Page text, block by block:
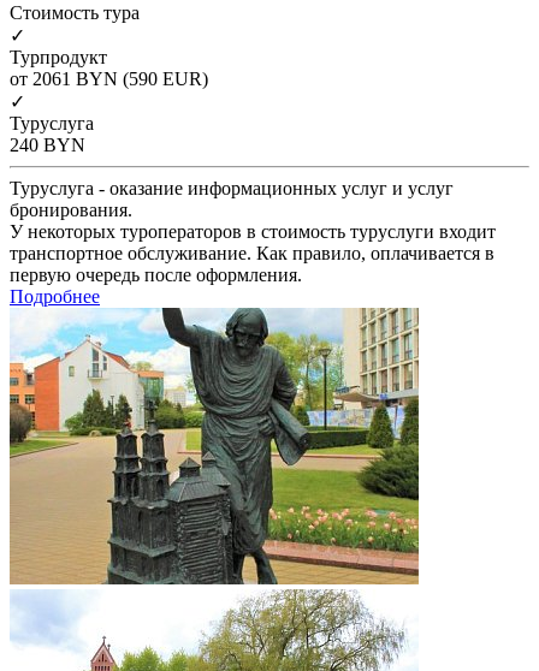
Cтоимость тура
✓
Турпродукт
от 2061 BYN (590 EUR)
✓
Туруслуга
240 BYN
Туруслуга - оказание информационных услуг и услуг
бронирования.
У некоторых туроператоров в стоимость туруслуги входит
транспортное обслуживание. Как правило, оплачивается в
первую очередь после оформления.
Подробнее